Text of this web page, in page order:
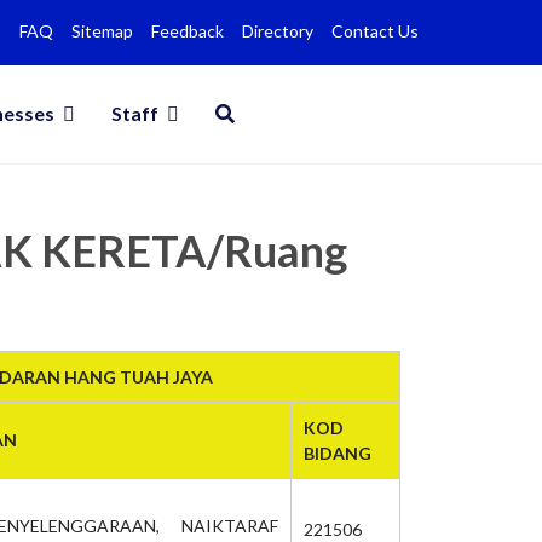
FAQ Sitemap Feedback Directory Contact Us
Staff
KERETA/Ruang
HANG TUAH JAYA
KOD
BIDANG
NAIKTARAF
221506